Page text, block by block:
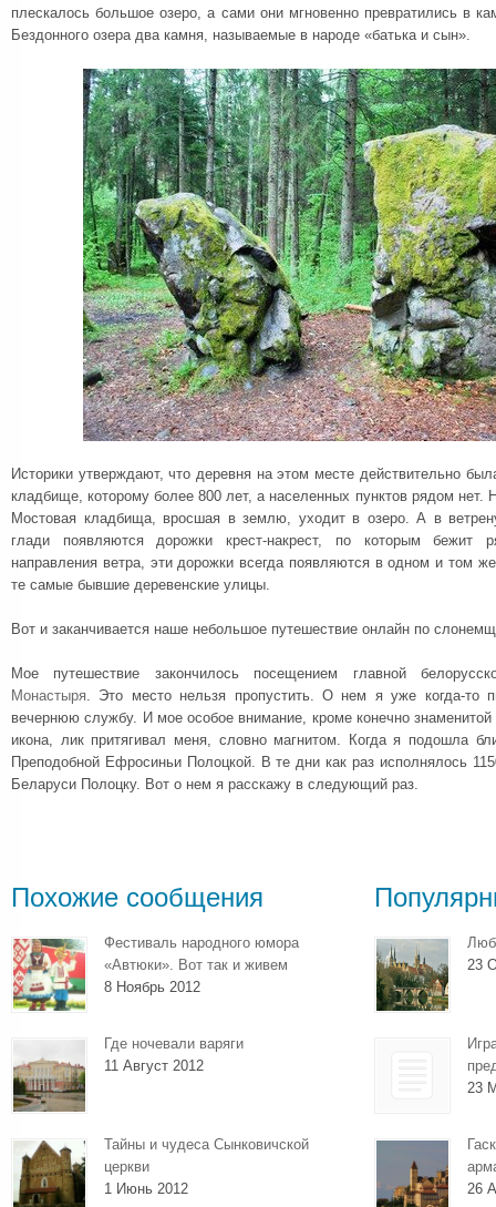
плескалось большое озеро, а сами они мгновенно превратились в
Бездонного озера два камня, называемые в народе «батька и сын».
Историки утверждают, что деревня на этом месте действительно
кладбище, которому более 800 лет, а населенных пунктов рядом нет.
Мостовая кладбища, вросшая в землю, уходит в озеро. А в
глади появляются дорожки крест-накрест, по которым бежит
направления ветра, эти дорожки всегда появляются в одном и том
те самые бывшие деревенские улицы.
Вот и заканчивается наше небольшое путешествие онлайн по
Мое путешествие закончилось посещением главной
Монастыря. Это место нельзя пропустить. О нем я уже когда-то
вечернюю службу. И мое особое внимание, кроме конечно
икона, лик притягивал меня, словно магнитом. Когда я подошла
Преподобной Ефросиньи Полоцкой. В те дни как раз исполнялось
Беларуси Полоцку. Вот о нем я расскажу в следующий раз.
Похожие сообщения
Фестиваль народного юмора
«Автюки». Вот так и живем
8 Ноябрь 2012
Где ночевали варяги
11 Август 2012
Тайны и чудеса Сынковичской
церкви
1 Июнь 2012
23
23
26